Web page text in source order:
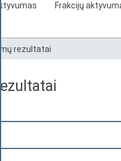
Frakcijų
rezultatai